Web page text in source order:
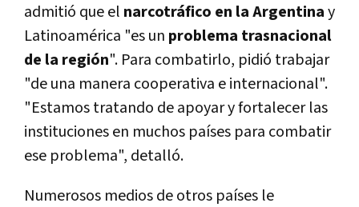
admitió que el narcotráfico en la Argentinay
Latinoamérica "es un problema trasnacional
de la región". Para combatirlo, pidió trabajar
"de una manera cooperativa e internacional".
"Estamos tratando de apoyar y fortalecer las
instituciones en muchos países para combatir
ese problema", detalló.
Numerosos medios de otros países le